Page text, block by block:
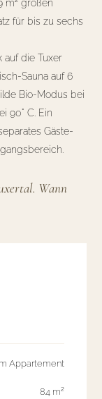
m² großen
für bis zu sechs
auf die Tuxer
Sauna auf 6
Bio-Modus bei
90° C. Ein
Gäste-
Wann
Appartement
84 m²